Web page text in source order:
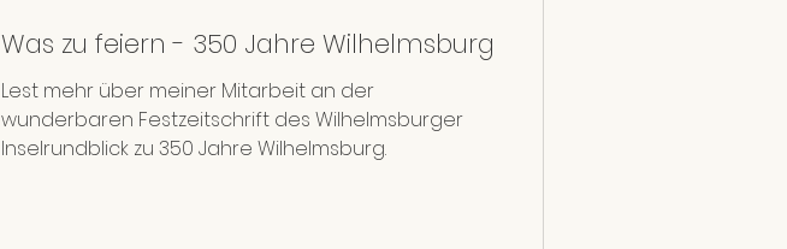
Was zu feiern - 350 Jahre Wilhelmsburg
Lest mehr über meiner Mitarbeit an der
wunderbaren Festzeitschrift des Wilhelmsburger
Inselrundblick zu 350 Jahre Wilhelmsburg.